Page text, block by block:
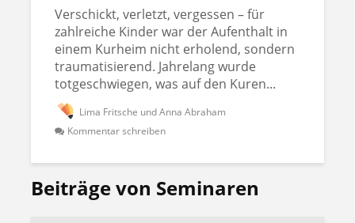
Verschickt, verletzt, vergessen – für
zahlreiche Kinder war der Aufenthalt in
einem Kurheim nicht erholend, sondern
traumatisierend. Jahrelang wurde
totgeschwiegen, was auf den Kuren...
Lima Fritsche und Anna Abraham
Kommentar schreiben
Beiträge von Seminaren